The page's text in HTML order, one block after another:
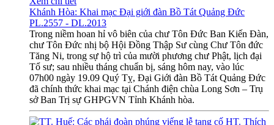
Khánh Hòa: Khai mạc Đại giới đàn Bồ Tát Quảng Đức
PL.2557 - DL.2013
Trong niềm hoan hỉ vô biên của chư Tôn Đức Ban Kiến Đàn,
chư Tôn Đức nhị bộ Hội Đồng Thập Sư cùng Chư Tôn đức
Tăng Ni, trong sự hộ trì của mười phương chư Phật, lịch đại
Tổ sư; sau nhiều tháng chuẩn bị, sáng hôm nay, vào lúc
07h00 ngày 19.09 Quý Tỵ, Đại Giới đàn Bồ Tát Quảng Đức
đã chính thức khai mạc tại Chánh điện chùa Long Sơn – Trụ
sở Ban Trị sự GHPGVN Tỉnh Khánh hòa.